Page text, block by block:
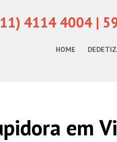
4114 4004 |
HOME
em